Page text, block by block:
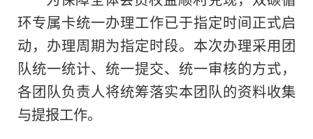
环专属卡统一办理工作已于指定时间正式启
动，办理周期为指定时段。本次办理采用团
队统一统计、统一提交、统一审核的方式，
各团队负责人将统筹落实本团队的资料收集
与提报工作。